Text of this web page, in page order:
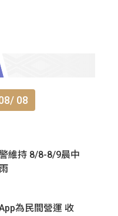
08
維持 8/8-8/9晨中
為民間營運 收